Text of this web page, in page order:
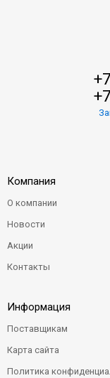
Компания
О компании
Новости
Акции
Контакты
Информация
Поставщикам
Карта сайта
Политика